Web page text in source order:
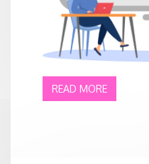
READ MORE